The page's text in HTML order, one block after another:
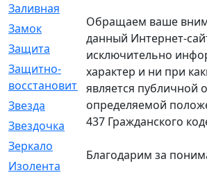
Заливная
Замок
[12]
Защита
[79]
Защитно-
восстановительный
[4]
Звезда
[1]
Звездочка
[5]
Зеркало
Изолента
[1]
Обращаем ваше
данный Интернет-
исключительно
характер и ни при
является публичной
определяемой
437 Гражданского
Благодарим за